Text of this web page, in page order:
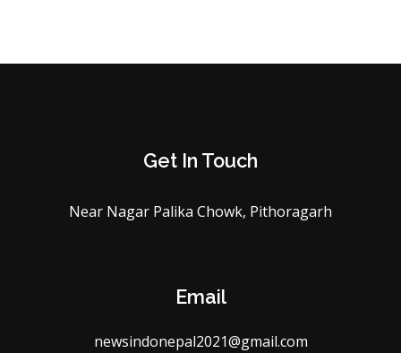
Get In Touch
Near Nagar Palika Chowk, Pithoragarh
Email
newsindonepal2021@gmail.com